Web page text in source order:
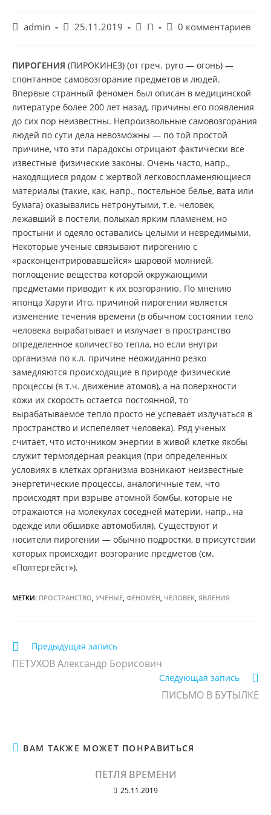
Авторadmin
Запись
25.11.2019
Рубрика
П
Комментарии
0 комментариев
ПИРОГЕНИЯ (ПИРОКИНЕЗ) (от греч. pyro — огонь) —
спонтанное самовозгорание предметов и людей.
Впервые странный феномен был описан в медицинской
литературе более 200 лет назад, причины его появления
до сих пор неизвестны. Непроизвольные самовозгорания
людей по сути дела невозможны — по той простой
причине, что эти парадоксы отрицают фактически все
известные физические законы. Очень часто, напр.,
находящиеся рядом с жертвой легковоспламеняющиеся
материалы (такие, как, напр., постельное белье, вата или
бумага) оказывались нетронутыми, т.е. человек,
лежавший в постели, полыхал ярким пламенем, но
простыни и одеяло оставались целыми и невредимыми.
Некоторые ученые связывают пирогению с
«расконцентрировавшейся» шаровой молнией,
поглощение вещества которой окружающими
предметами приводит к их возгоранию. По мнению
японца Харуги Ито, причиной пирогении является
изменение течения времени (в обычном состоянии тело
человека вырабатывает и излучает в пространство
определенное количество тепла, но если внутри
организма по к.л. причине неожиданно резко
замедляются происходящие в природе физические
процессы (в т.ч. движение атомов), а на поверхности
кожи их скорость остается постоянной, то
вырабатываемое тепло просто не успевает излучаться в
пространство и испепеляет человека). Ряд ученых
считает, что источником энергии в живой клетке якобы
служит термоядерная реакция (при определенных
условиях в клетках организма возникают неизвестные
энергетические процессы, аналогичные тем, что
происходят при взрыве атомной бомбы, которые не
отражаются на молекулах соседней материи, напр., на
одежде или обшивке автомобиля). Существуют и
носители пирогении — обычно подростки, в присутствии
которых происходит возгорание предметов (см.
«Полтергейст»).
МЕТКИ: ПРОСТРАНСТВО, УЧЕНЫЕ, ФЕНОМЕН, ЧЕЛОВЕК, ЯВЛЕНИЯ
Еще
статьи
Предыдущая запись
ПЕТУХОВ Александр Борисович
Следующая запись
ПИСЬМО В БУТЫЛКЕ
ВАМ ТАКЖЕ МОЖЕТ ПОНРАВИТЬСЯ
ПЕТЛЯ ВРЕМЕНИ
25.11.2019